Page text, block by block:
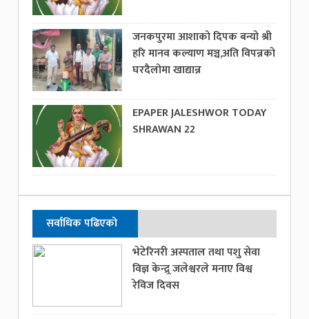
जनकपुरमा आशाको दिपक बन्यो श्री
हरि मानव कल्याण मञ्च,अति विपन्नको
घरदैलोमा खाद्यान्न
EPAPER JALESHWOR TODAY
SHRAWAN 22
सर्वाधिक पढिएको
भेटेरिनरी अस्पताल तथा पशु सेवा
विज्ञ केन्द्र्र जलेश्वरले मनाए विश्व
रेविज दिवस